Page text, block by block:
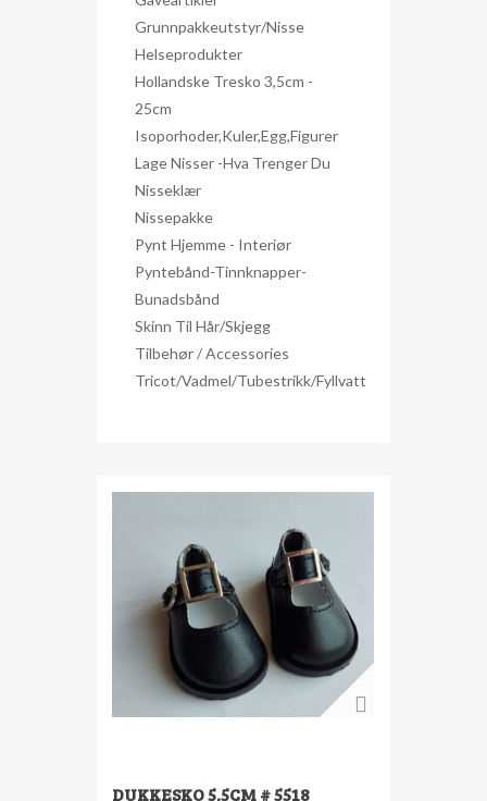
Grunnpakkeutstyr/nisse
Helseprodukter
Hollandske Tresko 3,5cm -
25cm
Isoporhoder,kuler,egg,figurer
Lage Nisser -hva Trenger Du
Nisseklær
Nissepakke
Pynt Hjemme - Interiør
Pyntebånd-Tinnknapper-
Bunadsbånd
Skinn Til Hår/skjegg
Tilbehør / Accessories
Tricot/Vadmel/Tubestrikk/Fyllvatt
DUKKESKO 5,5CM # 5518